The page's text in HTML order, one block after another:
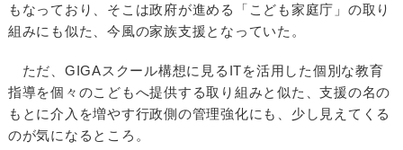
もなっており、そこは政府が進める「こども家庭庁」の取り
組みにも似た、今風の家族支援となっていた。
ただ、GIGAスクール構想に見るITを活用した個別な教育
指導を個々のこどもへ提供する取り組みと似た、支援の名の
もとに介入を増やす行政側の管理強化にも、少し見えてくる
のが気になるところ。